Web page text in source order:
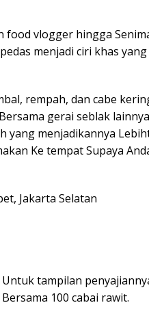
food vlogger hingga
menjadi ciri khas
rempah, dan cabe
gerai seblak
yang menjadikannya
Ke tempat Supaya
Jakarta Selatan
tampilan
100 cabai rawit.